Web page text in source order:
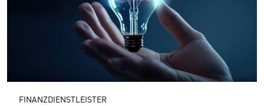
FINANZDIENSTLEISTER